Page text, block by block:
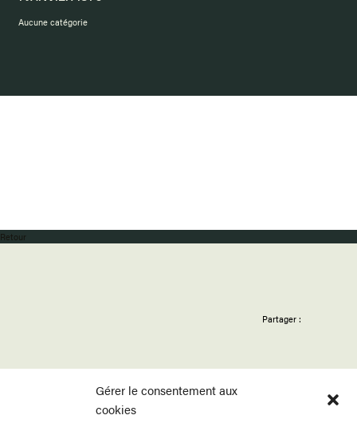
Gérer le consentement aux
cookies
Aucune catégorie
Retour
Partager :